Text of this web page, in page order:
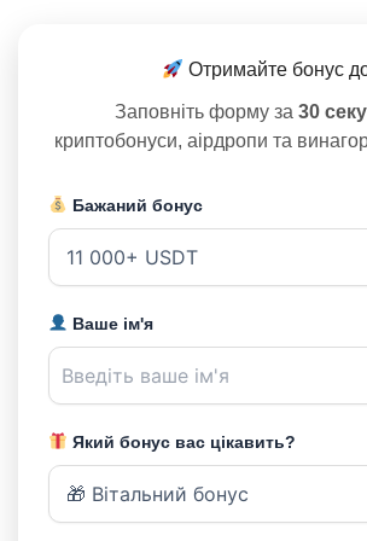
Отримайте бонус
Заповніть форму за 30
криптобонуси, аірдропи та
Бажаний бонус
Ваше ім'я
Який бонус вас цікавить?